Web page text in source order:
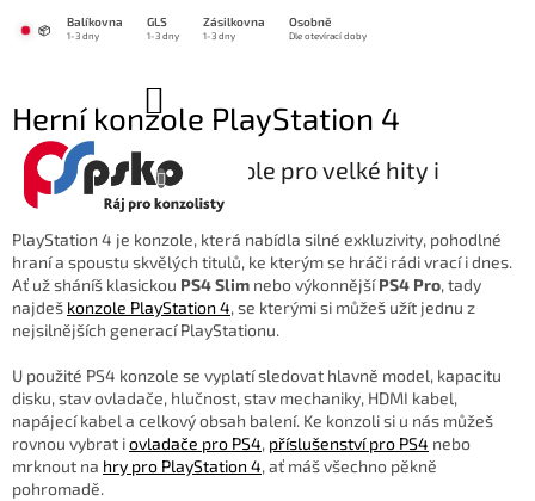
📦
Balíkovna GLS Zásilkovna Osobně
1-3 dny 1-3 dny 1-3 dny Dle otevírací doby
KOŠÍK
Herní konzole PlayStation 4
🕹️ PlayStation 4 konzole pro velké hity i
modernější hraní
PlayStation 4 je konzole, která nabídla silné exkluzivity, pohodlné
hraní a spoustu skvělých titulů, ke kterým se hráči rádi vrací i dnes.
Ať už sháníš klasickou PS4 Slim nebo výkonnějšíPS4 Pro, tady
najdeš konzole PlayStation 4, se kterými si můžeš užít jednu z
nejsilnějších generací PlayStationu.
U použité PS4 konzole se vyplatí sledovat hlavně model, kapacitu
disku, stav ovladače, hlučnost, stav mechaniky, HDMI kabel,
napájecí kabel a celkový obsah balení. Ke konzoli si u nás můžeš
rovnou vybrat iovladače pro PS4, příslušenství pro PS4 nebo
mrknout na hry pro PlayStation 4, ať máš všechno pěkně
pohromadě.